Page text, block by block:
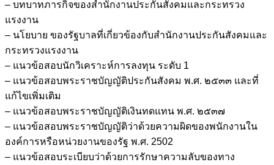
– บทบาทภารกิจของสำนักงานประกันสังคมและกระทรวง
แรงงาน
– นโยบาย ของรัฐบาลที่เกี่ยวข้องกับสำนักงานประกันสังคมและ
กระทรวงแรงงาน
– แนวข้อสอบนักวิเคราะห์การลงทุน ระดับ 1
– แนวข้อสอบพระราชบัญญัติประกันสังคม พ.ศ. ๒๕๓๓ และที่
แก้ไขเพิ่มเติม
– แนวข้อสอบพระราชบัญญัติเงินทดแทน พ.ศ. ๒๕๓๗
– แนวข้อสอบพระราชบัญญัติว่าด้วยความผิดของพนักงานใน
องค์การหรือหน่วยงานของรัฐ พ.ศ. 2502
– แนวข้อสอบระเบียบว่าด้วยการรักษาความลับของทาง